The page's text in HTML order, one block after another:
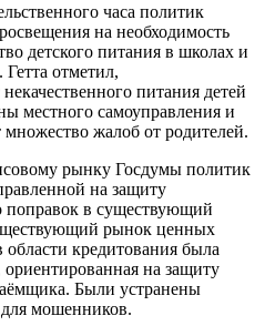
часа политик
на необходимость
детского питания в школах и
отметил,
питания детей
местного самоуправления и
жалоб от родителей.
рынку Госдумы политик
на защиту
поправок в существующий
рынок ценных
области кредитования была
на защиту
Были устранены
для мошенников.